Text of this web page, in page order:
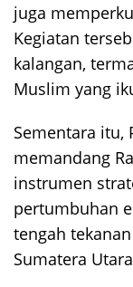
juga
Kegiatan
kalangan,
Muslim yang
Sementara itu,
memandang
instrumen
pertumbuhan
tengah
Sumatera